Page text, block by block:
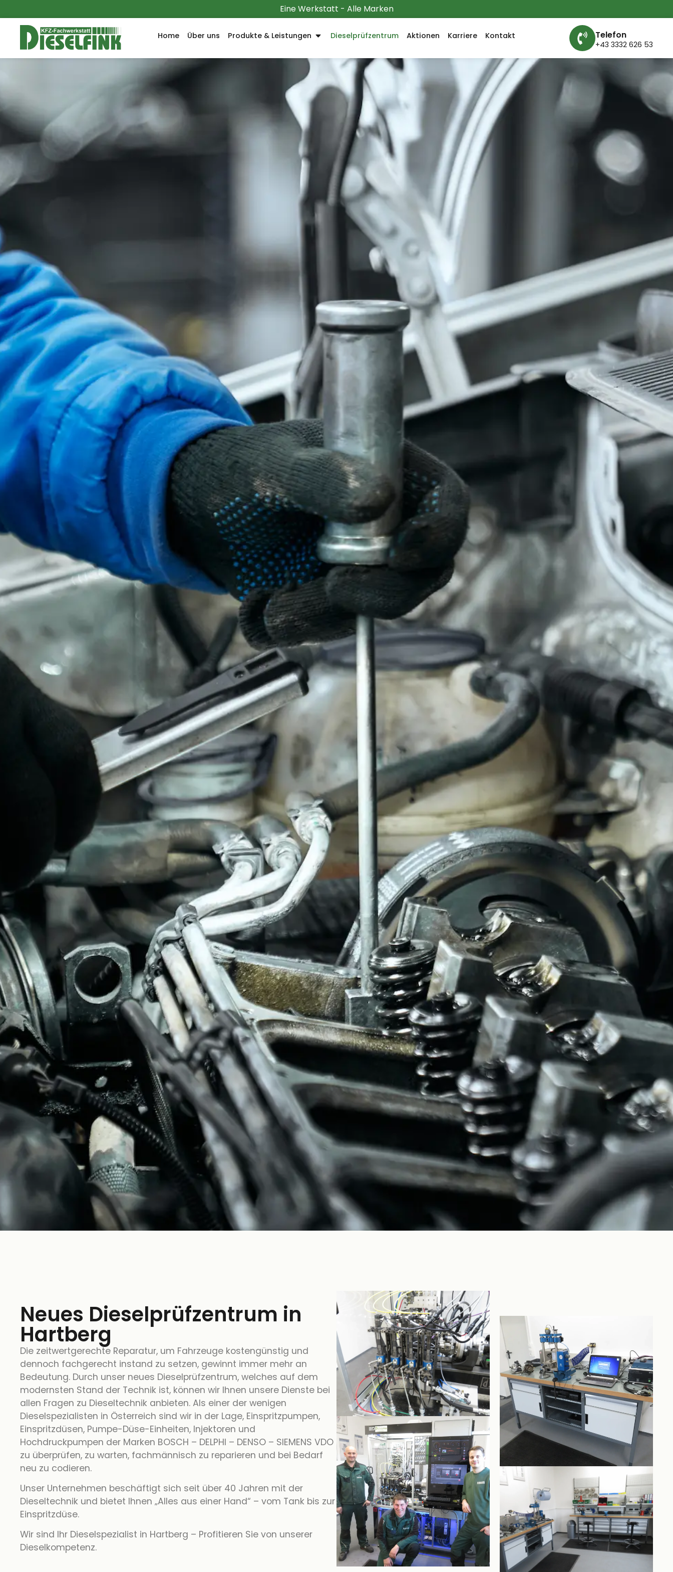
Eine Werkstatt - Alle Marken
Home Über uns Produkte & Leistungen Dieselprüfzentrum Aktionen Karriere Kontakt Telefon
+43 3332 626 53
Neues Dieselprüfzentrum in
Hartberg
Die zeitwertgerechte Reparatur, um Fahrzeuge kostengünstig und
dennoch fachgerecht instand zu setzen, gewinnt immer mehr an
Bedeutung. Durch unser neues Dieselprüfzentrum, welches auf dem
modernsten Stand der Technik ist, können wir Ihnen unsere Dienste bei
allen Fragen zu Dieseltechnik anbieten. Als einer der wenigen
Dieselspezialisten in Österreich sind wir in der Lage, Einspritzpumpen,
Einspritzdüsen, Pumpe-Düse-Einheiten, Injektoren und
Hochdruckpumpen der Marken BOSCH – DELPHI – DENSO – SIEMENS VDO
zu überprüfen, zu warten, fachmännisch zu reparieren und bei Bedarf
neu zu codieren.
Unser Unternehmen beschäftigt sich seit über 40 Jahren mit der
Dieseltechnik und bietet Ihnen „Alles aus einer Hand“ – vom Tank bis zur
Einspritzdüse.
Wir sind Ihr Dieselspezialist in Hartberg – Profitieren Sie von unserer
Dieselkompetenz.